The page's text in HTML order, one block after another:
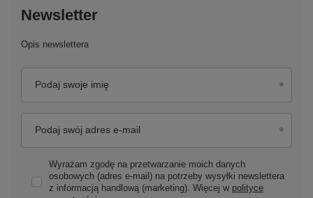
Newsletter
Opis newslettera
Podaj swoje imię
Podaj swój adres e-mail
Wyrażam zgodę na przetwarzanie moich danych
osobowych (adres e-mail) na potrzeby wysyłki newslettera
z informacją handlową (marketing). Więcej w polityce